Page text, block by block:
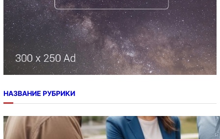
НАЗВАНИЕ РУБРИКИ